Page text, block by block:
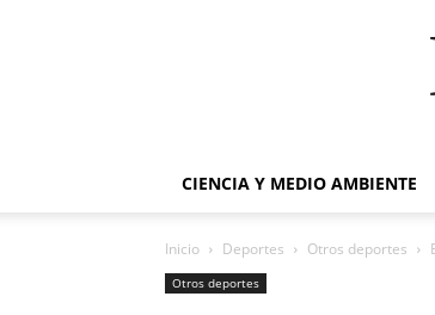
CIENCIA Y MEDIO AMBIENTE
Inicio Deportes Otros deportes
Otros deportes